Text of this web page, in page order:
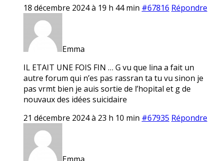
18 décembre 2024 à 19 h 44 min #67816 Répondre
Emma
IL ETAIT UNE FOIS FIN … G vu que lina a fait un
autre forum qui n’es pas rassran ta tu vu sinon je
pas vrmt bien je auis sortie de l’hopital et g de
nouvaux des idées suicidaire
21 décembre 2024 à 23 h 10 min #67935 Répondre